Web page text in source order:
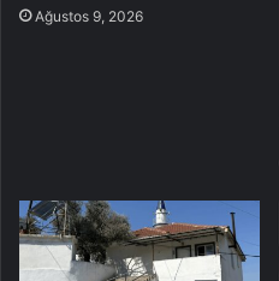
Ağustos 9, 2026